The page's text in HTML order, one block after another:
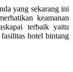
yang sekarang ini
keamanan
terbaik yaitu
hotel bintang